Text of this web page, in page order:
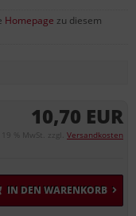
10,70 EUR
19 % MwSt. zzgl. Versandkosten
IN DEN WARENKORB
Homepage zu diesem